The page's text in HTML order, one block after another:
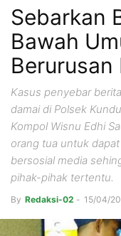
Sebarkan
Bawah
Berurusan
Kasus penyebar
damai di Polsek
Kompol Wisnu Edhi
orang tua untuk
bersosial media
pihak-pihak tertentu.
By Redaksi-02 - 15/04/